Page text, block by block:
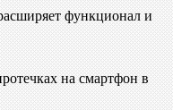
функционал и
на смартфон в